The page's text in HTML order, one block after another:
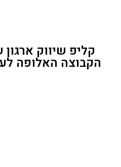
קליפ שיווק
הקבוצה האלופה לעונת-